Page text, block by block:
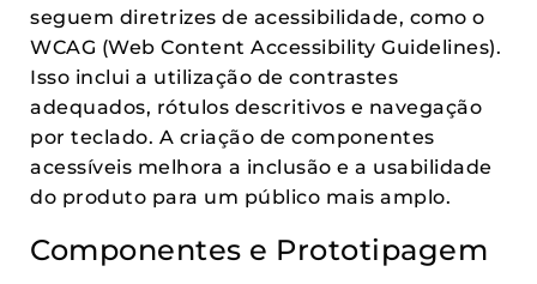
seguem diretrizes de acessibilidade, como o
WCAG (Web Content Accessibility Guidelines).
Isso inclui a utilização de contrastes
adequados, rótulos descritivos e navegação
por teclado. A criação de componentes
acessíveis melhora a inclusão e a usabilidade
do produto para um público mais amplo.
Componentes e Prototipagem